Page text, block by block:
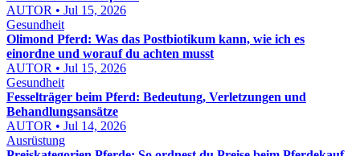
AUTOR • Jul 15, 2026
Gesundheit
Olimond Pferd: Was das Postbiotikum kann, wie ich es
einordne und worauf du achten musst
AUTOR • Jul 15, 2026
Gesundheit
Fesselträger beim Pferd: Bedeutung, Verletzungen und
Behandlungsansätze
AUTOR • Jul 14, 2026
Ausrüstung